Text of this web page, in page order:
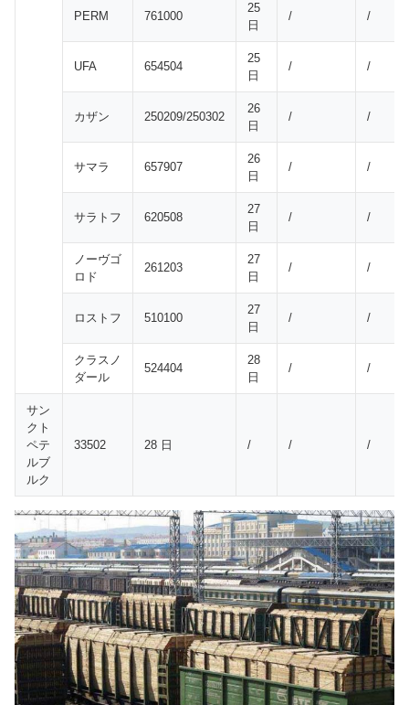
PERM 761000
25
日
/ /
UFA 654504
25
日
/ /
カザン 250209/250302
26
日
/ /
サマラ 657907
26
日
/ /
サラトフ 620508
27
日
/ /
ノーヴゴ
ロド
261203
27
日
/ /
ロストフ 510100
27
日
/ /
クラスノ
ダール
524404
28
日
/ /
サン
クト
ペテ
ルブ
ルク
33502 28 日 / / /